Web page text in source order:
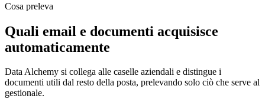
Cosa preleva
Quali email e documenti acquisisce
automaticamente
Data Alchemy si collega alle caselle aziendali e distingue i
documenti utili dal resto della posta, prelevando solo ciò che serve al
gestionale.